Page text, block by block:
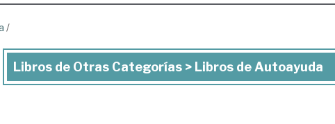
/
Libros
Libros de Otras Categorías > Libros de Autoayuda